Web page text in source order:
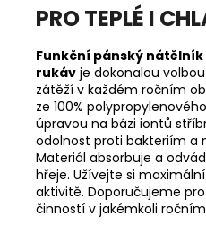
PRO TEPLÉ I
Funkční pánský nátělník
rukáv je dokonalou
zátěží v každém ročním
ze 100%
úpravou na bázi iontů
odolnost proti bakteriím a
Materiál absorbuje a
hřeje. Užívejte si
aktivitě. Doporučujeme
činností v jakémkoli